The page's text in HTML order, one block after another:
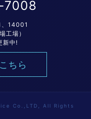
7008
、14001
工場）
新中!
ちら
Co.,LTD, All Rights